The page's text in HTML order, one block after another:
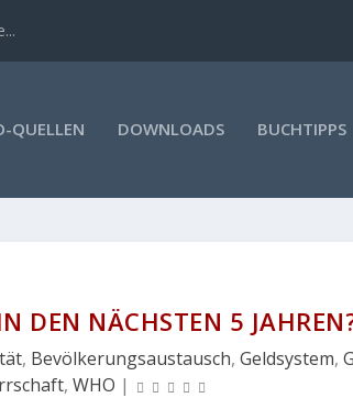
QUELLEN DOWNLOADS BUCHTIPPS
DEN NÄCHSTEN 5
, Bevölkerungsaustausch,Geldsystem,
,WHO |